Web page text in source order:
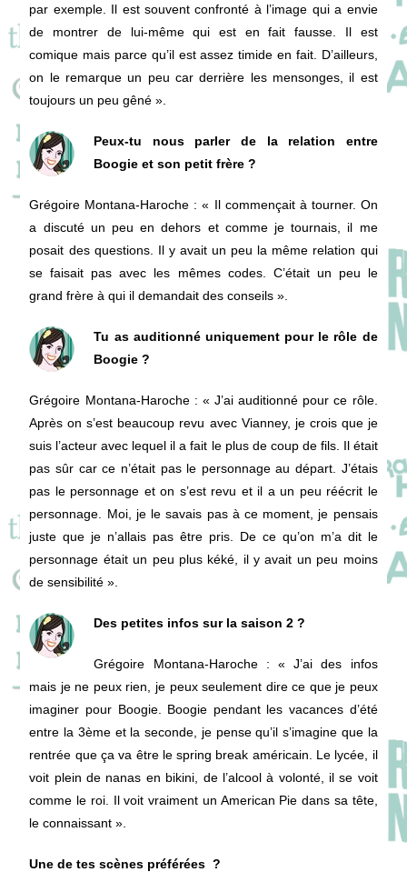
par exemple. Il est souvent confronté à l’image qui a envie
de montrer de lui-même qui est en fait fausse. Il est
comique mais parce qu’il est assez timide en fait. D’ailleurs,
on le remarque un peu car derrière les mensonges, il est
toujours un peu gêné ».
Peux-tu nous parler de la relation entre
Boogie et son petit frère ?
Grégoire Montana-Haroche : « Il commençait à tourner. On
a discuté un peu en dehors et comme je tournais, il me
posait des questions. Il y avait un peu la même relation qui
se faisait pas avec les mêmes codes. C’était un peu le
grand frère à qui il demandait des conseils ».
Tu as auditionné uniquement pour le rôle de
Boogie ?
Grégoire Montana-Haroche: « J’ai auditionné pour ce rôle.
Après on s’est beaucoup revu avec Vianney, je crois que je
suis l’acteur avec lequel il a fait le plus de coup de fils. Il était
pas sûr car ce n’était pas le personnage au départ. J’étais
pas le personnage et on s’est revu et il a un peu réécrit le
personnage. Moi, je le savais pas à ce moment, je pensais
juste que je n’allais pas être pris. De ce qu’on m’a dit le
personnage était un peu plus kéké, il y avait un peu moins
de sensibilité ».
Des petites infos sur la saison 2 ?
Grégoire Montana-Haroche: « J’ai des infos
mais je ne peux rien, je peux seulement dire ce que je peux
imaginer pour Boogie. Boogie pendant les vacances d’été
entre la 3ème et la seconde, je pense qu’il s’imagine que la
rentrée que ça va être le spring break américain. Le lycée, il
voit plein de nanas en bikini, de l’alcool à volonté, il se voit
comme le roi. Il voit vraiment un American Pie dans sa tête,
le connaissant ».
Une de tes scènes préférées ?